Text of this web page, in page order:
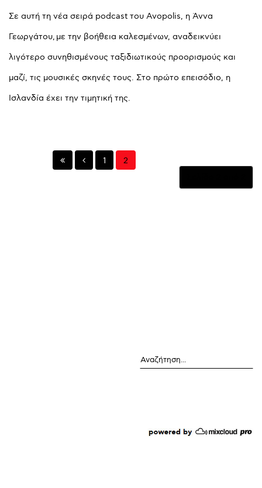
Σε αυτή τη νέα σειρά podcast του Avopolis, η Άννα
Γεωργάτου, με την βοήθεια καλεσμένων, αναδεικνύει
λιγότερο συνηθισμένους ταξιδιωτικούς προορισμούς και
μαζί, τις μουσικές σκηνές τους. Στο πρώτο επεισόδιο, η
Ισλανδία έχει την τιμητική της.
1 2